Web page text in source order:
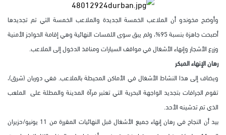
وأوضح مخوندو أن الملاعب الخمسة الجديدة والملاعب الخمسة التي تم تجديدها
أصبحت جاهزة بنسبة 95%، ولم يبق سوى اللمسات النهائية وهي إقامة الحواجز الأمنية
وزرع الأشجار وإنهاء الأشغال في مواقف السيارات ومنافذ الدخول إلى الملاعب.
رهان الإنهاء المبكر
ويضاف إلى هذا النشاط الأشغال في الأماكن المحيطة بالملاعب. ففي دوربان (شرق)،
تقوم الجرافات بتجديد الواجهة البحرية التي تعتبر مرآة المدينة والمطلة على الملعب
الذي تم تدشينه الأحد.
بيد أن النجاح في رهان إنهاء جميع الأشغال قبل النهائيات المقررة من 11 يونيو/حزيران